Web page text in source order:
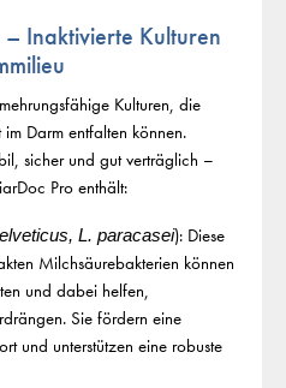
Inaktivierte Kulturen
Kulturen, die
Darm entfalten können.
sicher und gut verträglich –
Pro enthält:
L. paracasei): Diese
Milchsäurebakterien können
und dabei helfen,
Sie fördern eine
und unterstützen eine robuste